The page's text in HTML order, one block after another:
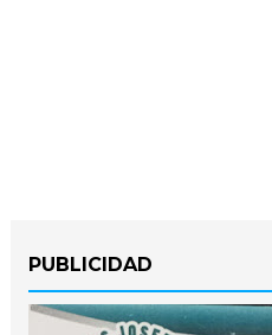
PUBLICIDAD